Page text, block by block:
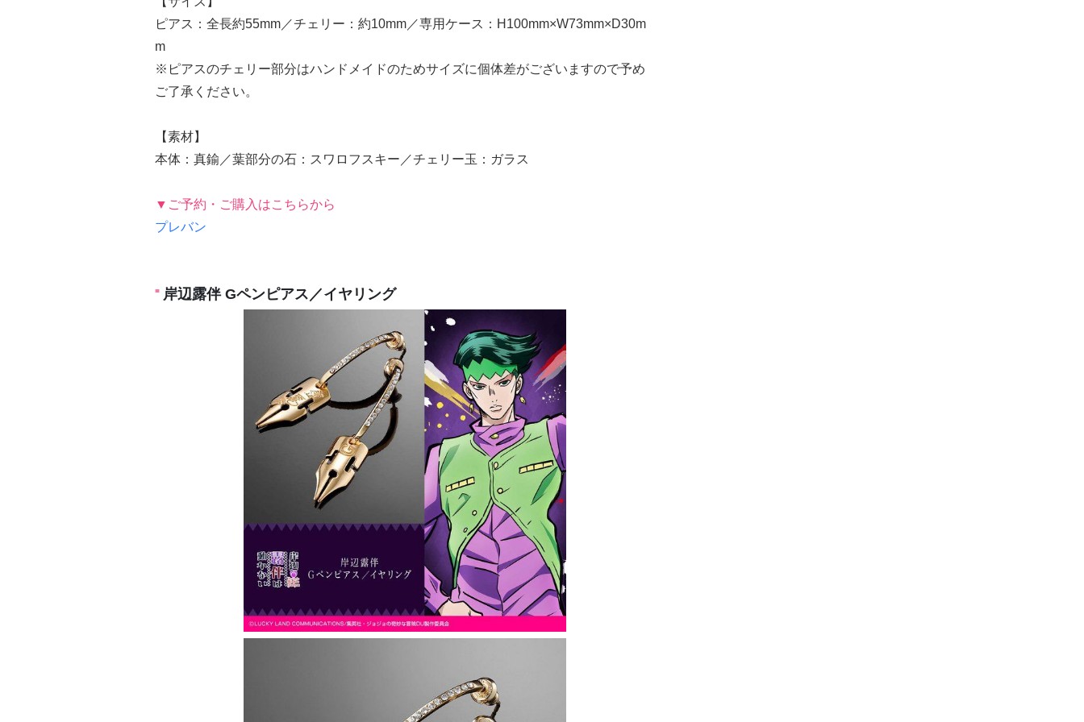
ピアス：全長約55mm／チェリー：約10mm／専用ケース：H100mm×W73mm×D30m
m
※ピアスのチェリー部分はハンドメイドのためサイズに個体差がございますので予め
ご了承ください。
【素材】
本体：真鍮／葉部分の石：スワロフスキー／チェリー玉：ガラス
▼ご予約・ご購入はこちらから
プレバン
岸辺露伴 Gペンピアス／イヤリング